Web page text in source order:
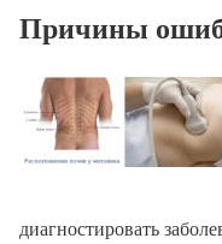
Причины
диагностировать